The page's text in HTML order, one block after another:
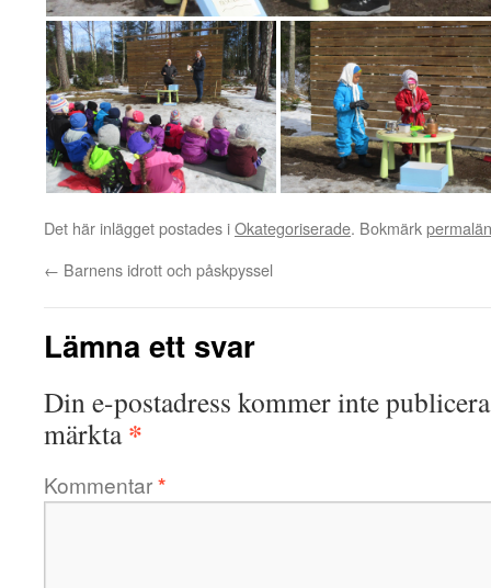
Det här inlägget postades iOkategoriserade. Bokmärk
← Barnens idrott och påskpyssel
Lämna ett svar
Din e-postadress kommer inte
märkta*
Kommentar*